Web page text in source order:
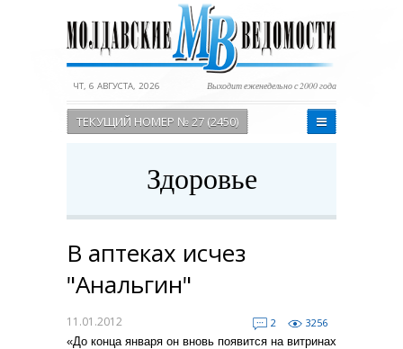
ЧТ, 6 АВГУСТА, 2026 Выходит еженедельно с 2000 года
ТЕКУЩИЙ НОМЕР № 27 (2450)
Здоровье
В аптеках исчез
"Анальгин"
11.01.2012 2
3256
«До конца января он вновь появится на витринах